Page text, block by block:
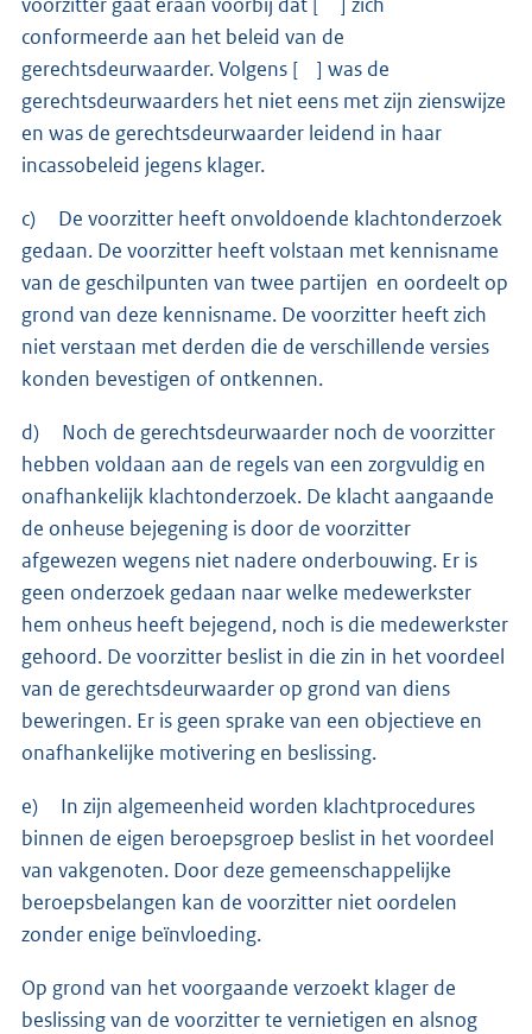
conformeerde aan het beleid van de
gerechtsdeurwaarder. Volgens [ ] was de
gerechtsdeurwaarders het niet eens met zijn zienswijze
en was de gerechtsdeurwaarder leidend in haar
incassobeleid jegens klager.
c) De voorzitter heeft onvoldoende klachtonderzoek
gedaan. De voorzitter heeft volstaan met kennisname
van de geschilpunten van twee partijen en oordeelt op
grond van deze kennisname. De voorzitter heeft zich
niet verstaan met derden die de verschillende versies
konden bevestigen of ontkennen.
d) Noch de gerechtsdeurwaarder noch de voorzitter
hebben voldaan aan de regels van een zorgvuldig en
onafhankelijk klachtonderzoek. De klacht aangaande
de onheuse bejegening is door de voorzitter
afgewezen wegens niet nadere onderbouwing. Er is
geen onderzoek gedaan naar welke medewerkster
hem onheus heeft bejegend, noch is die medewerkster
gehoord. De voorzitter beslist in die zin in het voordeel
van de gerechtsdeurwaarder op grond van diens
beweringen. Er is geen sprake van een objectieve en
onafhankelijke motivering en beslissing.
e) In zijn algemeenheid worden klachtprocedures
binnen de eigen beroepsgroep beslist in het voordeel
van vakgenoten. Door deze gemeenschappelijke
beroepsbelangen kan de voorzitter niet oordelen
zonder enige beïnvloeding.
Op grond van het voorgaande verzoekt klager de
beslissing van de voorzitter te vernietigen en alsnog